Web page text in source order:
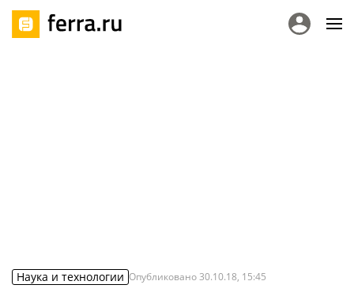
Наука и технологии Опубликовано30.10.18, 15:45